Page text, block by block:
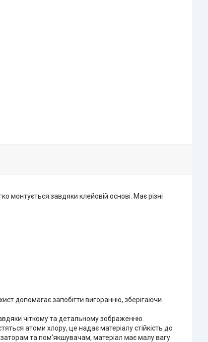
монтується завдяки клейовій основі. Має різні
допомагає запобігти вигоранню, зберігаючи
чіткому та детальному зображенню.
атоми хлору, це надає матеріалу стійкість до
та пом'якшувачам, матеріал має малу вагу.